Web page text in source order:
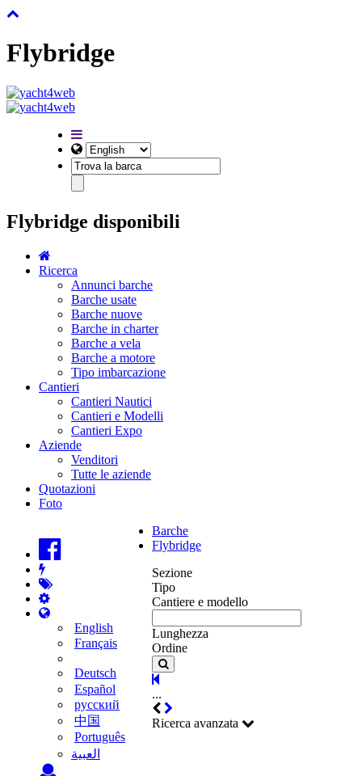
Flybridge
Flybridge disponibili
Ricerca
Annunci barche
Barche usate
Barche nuove
Barche in charter
Barche a vela
Barche a motore
Tipo imbarcazione
Cantieri
Cantieri Nautici
Cantieri e Modelli
Cantieri Expo
Aziende
Venditori
Tutte le aziende
Quotazioni
Foto
English
Français
Deutsch
Español
русский
中国
Português
‫العبية
Barche
Flybridge
Sezione
Tipo
Cantiere e modello
Lunghezza
Ordine
...
Ricerca avanzata